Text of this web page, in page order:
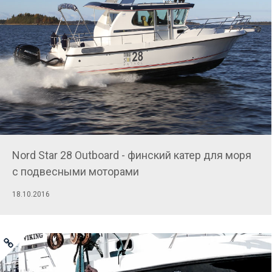
Nord Star 28 Outboard - финский катер для моря
с подвесными моторами
18.10.2016